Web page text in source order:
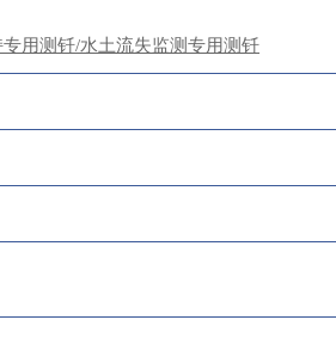
用测钎/水土流失监测专用测钎